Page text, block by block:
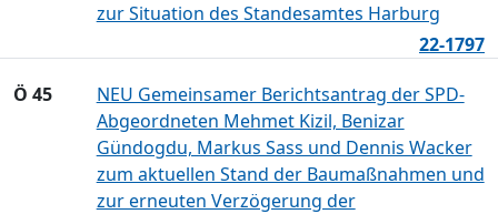
zur Situation des Standesamtes Harburg
22-1797
Ö 45
NEU Gemeinsamer Berichtsantrag der SPD-
Abgeordneten Mehmet Kizil, Benizar
Gündogdu, Markus Sass und Dennis Wacker
zum aktuellen Stand der Baumaßnahmen und
zur erneuten Verzögerung der